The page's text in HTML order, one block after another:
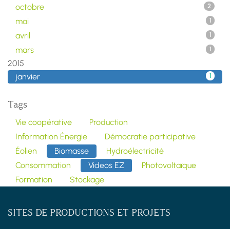
octobre 2
mai 1
avril 1
mars 1
2015
janvier
1
Tags
Vie coopérative
Production
Information Énergie
Démocratie participative
Éolien
Biomasse
Hydroélectricité
Consommation
Videos EZ
Photovoltaïque
Formation
Stockage
SITES DE PRODUCTIONS ET PROJETS